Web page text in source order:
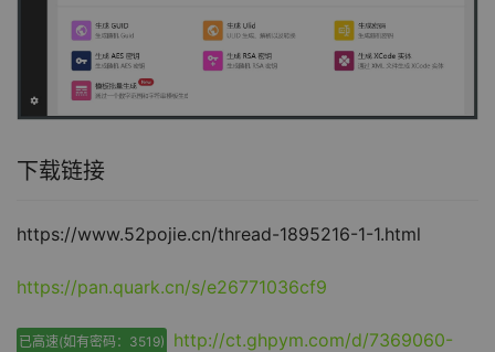
下载链接
https://www.52pojie.cn/thread-1895216-1-1.html
https://pan.quark.cn/s/e26771036cf9
已高速(如有密码：3519)
http://ct.ghpym.com/d/7369060-